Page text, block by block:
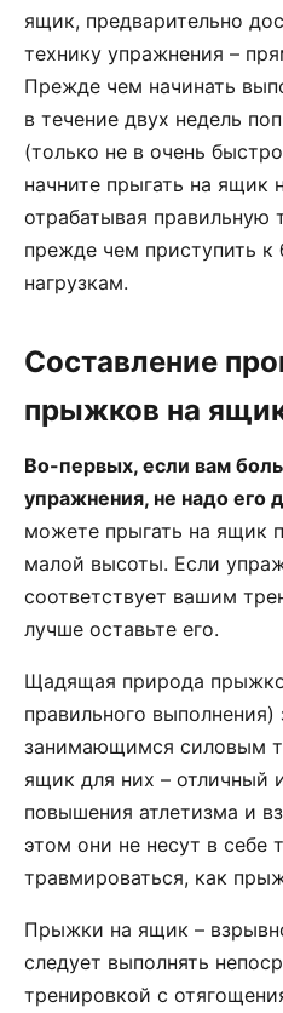
ящик, предварительно
технику упражнения –
Прежде чем начинать
в течение двух недель
(только не в очень
начните прыгать на ящик
отрабатывая правильную
прежде чем приступить к
нагрузкам.
Составление
прыжков на
Во-первых, если вам
упражнения, не надо его
можете прыгать на ящик
малой высоты. Если
соответствует вашим
лучше оставьте его.
Щадящая природа
правильного
занимающимся силовым
ящик для них – отличный
повышения атлетизма и
этом они не несут в себе
травмироваться, как
Прыжки на ящик –
следует выполнять
тренировкой с